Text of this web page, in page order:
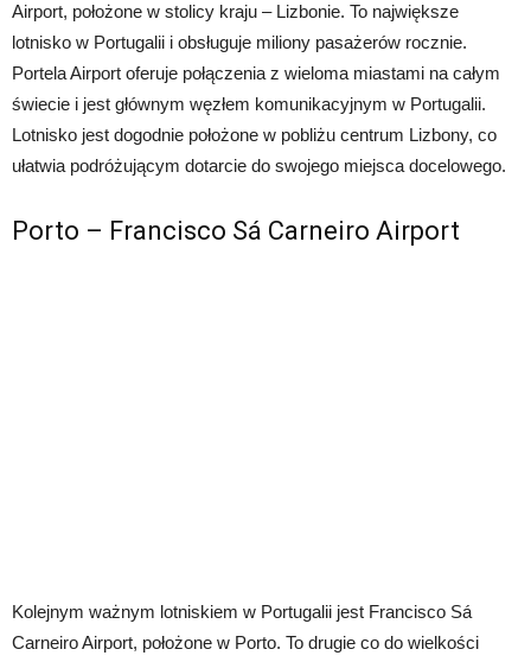
Airport, położone w stolicy kraju – Lizbonie. To największe
lotnisko w Portugalii i obsługuje miliony pasażerów rocznie.
Portela Airport oferuje połączenia z wieloma miastami na całym
świecie i jest głównym węzłem komunikacyjnym w Portugalii.
Lotnisko jest dogodnie położone w pobliżu centrum Lizbony, co
ułatwia podróżującym dotarcie do swojego miejsca docelowego.
Porto – Francisco Sá Carneiro Airport
Kolejnym ważnym lotniskiem w Portugalii jest Francisco Sá
Carneiro Airport, położone w Porto. To drugie co do wielkości